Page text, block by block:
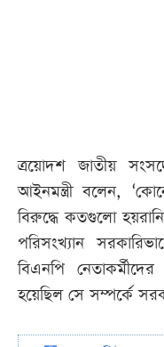
ত্রয়োদশ জাতীয়
আইনমন্ত্রী বলেন,
বিরুদ্ধে কতগুলো
পরিসংখ্যান
বিএনপি
হয়েছিল সে সম্পর্কে